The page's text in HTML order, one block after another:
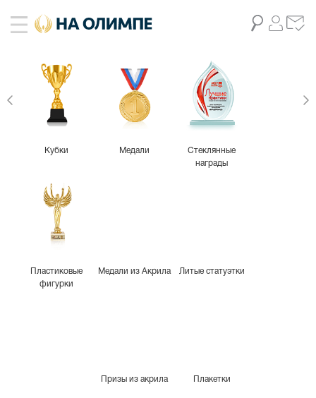
Кубки Медали
Стеклянные
награды
Пластиковые
фигурки
Медали из Акрила Литые статуэтки
Призы из акрила Плакетки